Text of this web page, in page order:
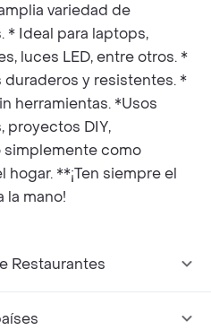
variedad de
Ideal para laptops,
luces LED, entre otros. *
duraderos y resistentes. *
herramientas. *Usos
proyectos DIY,
como
**¡Ten siempre el
la mano!
Restaurantes